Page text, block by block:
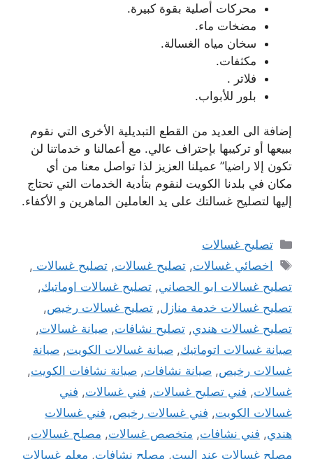
محركات أصلية بقوة كبيرة.
مضخات ماء.
سخان مياه الغسالة.
مكثفات.
فلاتر .
بلور للأبواب.
إضافة الى العديد من القطع التبديلية الأخرى التي نقوم
ببيعها أو تركيبها بإحتراف عالي. مع أعمالنا و خدماتنا لن
تكون إلا راضيا” عميلنا العزيز لذا تواصل معنا من أي
مكان في بلدنا الكويت لنقوم بتأدية الخدمات التي تحتاج
إليها لتصليح غسالتك على يد العاملين الماهرين و الأكفاء.
التصنيفات
تصليح غسالات
الوسوم
اخصائي غسالات,تصليح غسالات,تصليح غسالات ,
تصليح غسالات ابو الحصاني, تصليح غسالات اوماتيك,
تصليح غسالات خدمة منازل, تصليح غسالات رخيص,
تصليح غسالات هندي, تصليح نشافات, صيانة غسالات,
صيانة غسالات اتوماتيك, صيانة غسالات الكويت, صيانة
غسالات رخيص, صيانة نشافات, صيانة نشافات الكويت,
غسالات, فني تصليح غسالات, فني غسالات, فني
غسالات الكويت, فني غسالات رخيص, فني غسالات
هندي, فني نشافات, متخصص غسالات, مصلح غسالات,
مصلح غسالات عند البيت, مصلح نشافات, معلم غسالات